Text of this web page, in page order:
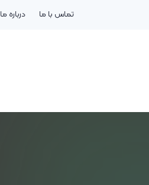
تماس با ما درباره ما